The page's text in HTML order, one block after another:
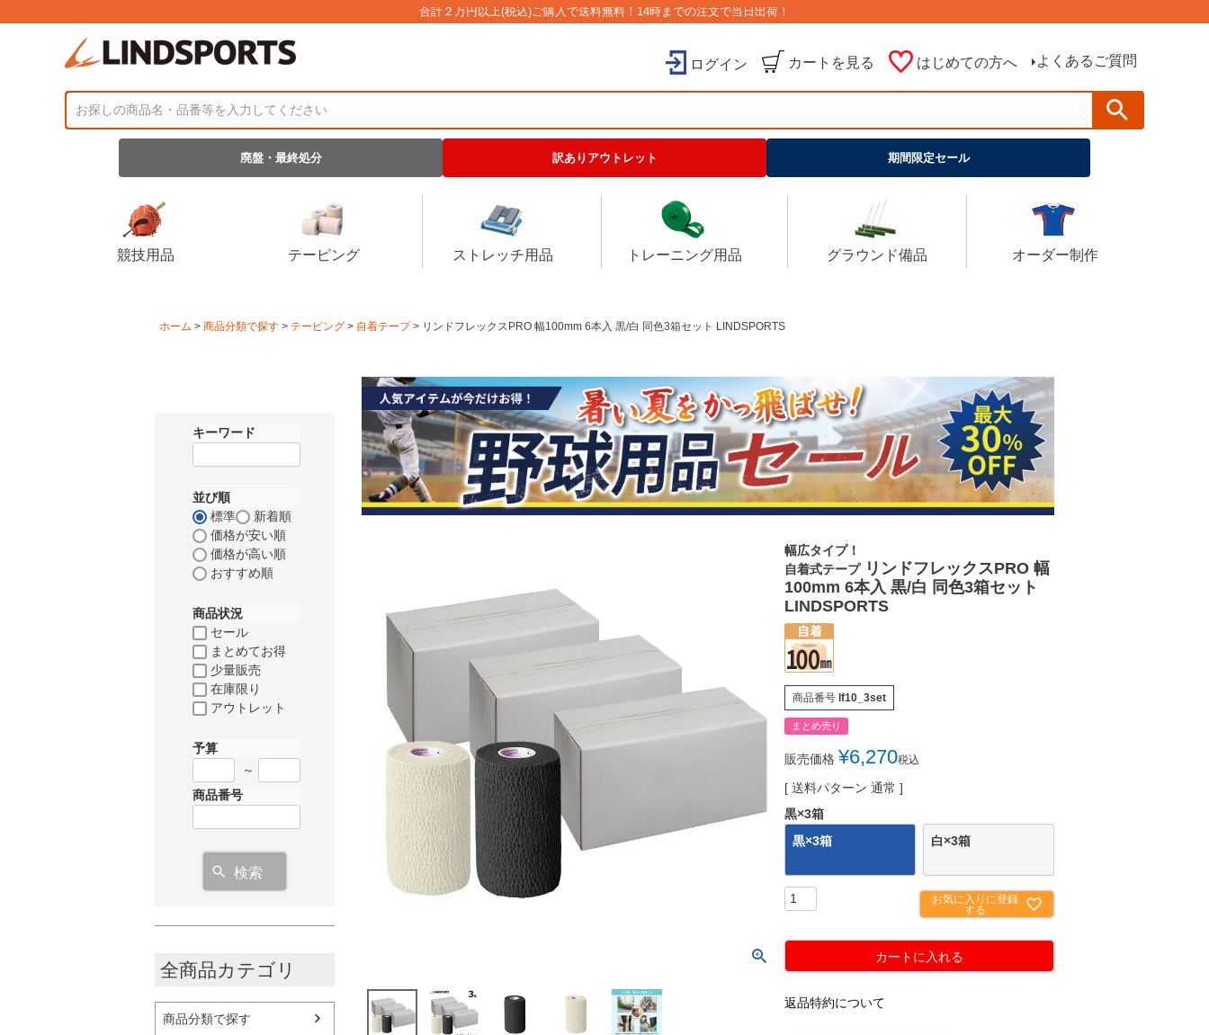
合計２万円以上(税込)ご購入で送料無料！14時までの注文で当日出荷！
ログイン カートを見る はじめての方へ よくあるご質問
廃盤・最終処分 訳ありアウトレット 期間限定セール
競技用品 テーピング ストレッチ用品 トレーニング用品 グラウンド備品 オーダー制作
ホーム 商品分類で探す テーピング 自着テープ リンドフレックスPRO 幅100mm 6本入 黒/白 同色3箱セット LINDSPORTS
キーワード
並び順
標準
新着順
価格が安い順
価格が高い順
おすすめ順
商品状況
セール
まとめてお得
少量販売
在庫限り
アウトレット
予算
～
商品番号
検索
全商品カテゴリ
商品分類で探す
幅広タイプ！
自着式テープ リンドフレックスPRO 幅
100mm 6本入 黒/白 同色3箱セット
LINDSPORTS
商品番号 lf10_3set
まとめ売り
販売価格 ¥6,270税込
送料パターン 通常
黒×3箱
黒×3箱
白×3箱
お気に入りに登録
する
カートに入れる
返品特約について